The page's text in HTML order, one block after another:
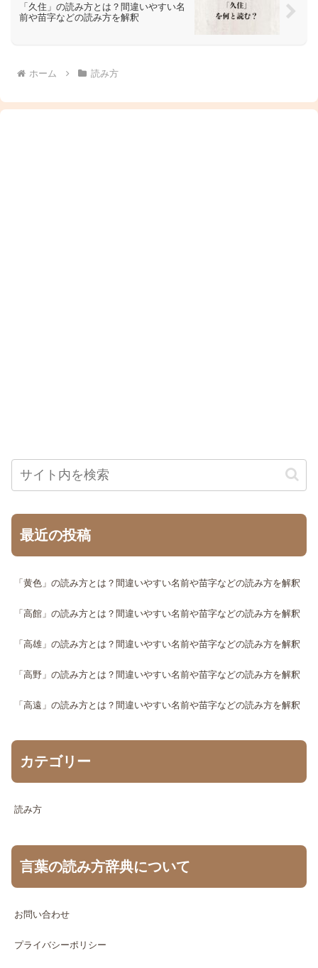
「久住」の読み方とは？間違いやすい名
前や苗字などの読み方を解釈
ホーム 読み方
最近の投稿
「黄色」の読み方とは？間違いやすい名前や苗字などの読み方を解釈
「高館」の読み方とは？間違いやすい名前や苗字などの読み方を解釈
「高雄」の読み方とは？間違いやすい名前や苗字などの読み方を解釈
「高野」の読み方とは？間違いやすい名前や苗字などの読み方を解釈
「高遠」の読み方とは？間違いやすい名前や苗字などの読み方を解釈
カテゴリー
読み方
言葉の読み方辞典について
お問い合わせ
プライバシーポリシー